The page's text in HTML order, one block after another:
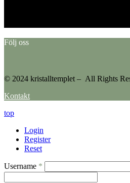
Följ oss
© 2024 kristalltemplet – All Rights
Kontakt
top
Login
Register
Reset
Username *